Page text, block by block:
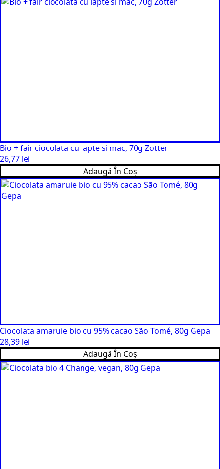
Bio + fair ciocolata cu lapte si mac, 70g Zotter
26,77 lei
Adaugă În Coș
Ciocolata amaruie bio cu 95% cacao São Tomé, 80g Gepa
28,39 lei
Adaugă În Coș